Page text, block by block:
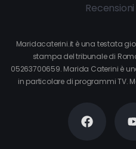
Recensioni
Maridacaterini.it è una testata
stampa del tribunale di
05263700659. Marida Caterini è
in particolare di programmi TV.